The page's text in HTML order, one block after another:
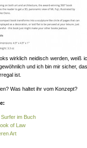
wirklich neidisch werden, weiß
und ich bin mir sicher,
ist.
Was haltet ihr vom Konzept?
im Buch
of Law
Art